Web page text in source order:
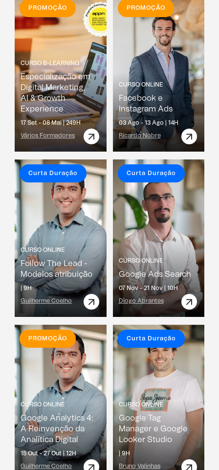
CURSO B-LEARNING
Especialização em
Digital Marketing,
AI & Growth
Experience
17 Set - 08 Mai |249H
Vários Formadores
PROMOÇÃO
CURSO ONLINE
Facebook e
Instagram Ads
03 Ago - 13 Ago | 14H
Ricardo Nobre
PROMOÇÃO
CURSO ONLINE
Follow The Lead -
Modelos atribuição
9H
Guilherme Coelho
Curta Duração
CURSO ONLINE
Google Ads Search
07 Nov - 21 Nov | 10H
Diogo Abrantes
Curta Duração
CURSO ONLINE
Google Analytics 4:
A Reinvenção da
Analítica Digital
15 Out - 27 Out | 12H
Guilherme Coelho
PROMOÇÃO
CURSO ONLINE
Google Tag
Manager e Google
Looker Studio
9H
Bruno Valinhas
Curta Duração